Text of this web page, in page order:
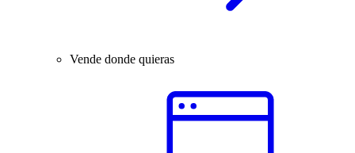
Vende donde quieras